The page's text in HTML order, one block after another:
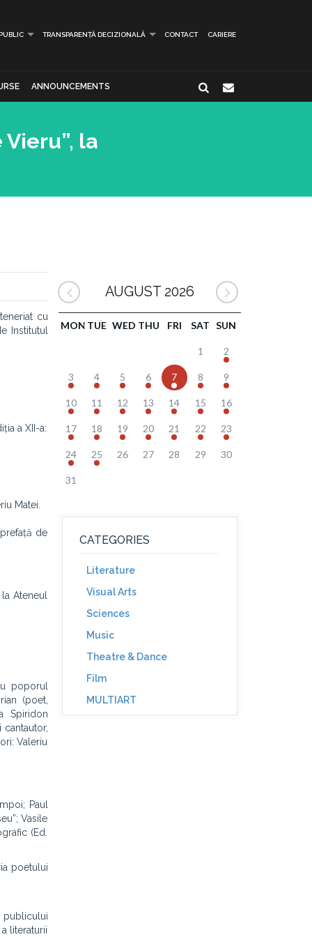
TRANSPARENȚĂ DECIZIONALĂ CONTACT CARIERE
ANNOUNCEMENTS
la
cu
Institutul
a XII-a:
Matei.
de
Ateneul
poporul
(poet,
Spiridon
cantautor,
Valeriu
Paul
Vasile
(Ed.
poetului
literaturii
AUGUST 2026
MON TUE WED THU FRI SAT SUN
1 2
3 4 5 6 7 8 9
10 11 12 13 14 15 16
17 18 19 20 21 22 23
24 25 26 27 28 29 30
31
CATEGORIES
Literature
Visual Arts
Sciences
Music
Theatre & Dance
Film
MULTIART